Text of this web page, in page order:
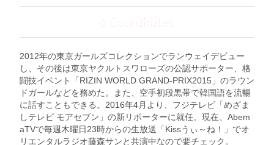
6 Coordinates
2012年の東京ガールズコレクションでランウェイデビュー
し、その後は東京ヤクルトスワローズの公認サポーター、格
闘技イベント「RIZIN WORLD GRAND-PRIX2015」のラウン
ドガールなどを務めた。また、空手初段黒帯で韓国語を流暢
に話すこともできる。2016年4月より、フジテレビ「めざま
しテレビ モアセブン」の新リポーターに就任。現在、Abem
aTVで毎週木曜日23時からの生放送「Kissうぃ～ね！」でオ
リエンタルラジオ藤森サンと共演中なので要チェック。